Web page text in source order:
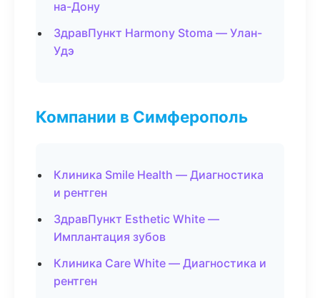
на-Дону
ЗдравПункт Harmony Stoma — Улан-
Удэ
Компании в Симферополь
Клиника Smile Health — Диагностика
и рентген
ЗдравПункт Esthetic White —
Имплантация зубов
Клиника Care White — Диагностика и
рентген